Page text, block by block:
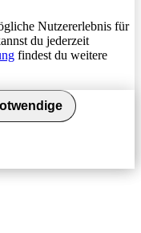
Nutzererlebnis für
du jederzeit
findest du weitere